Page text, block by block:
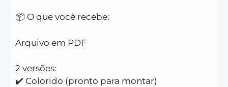
📦 O que você recebe:
Arquivo em PDF
2 versões:
✔️ Colorido (pronto para montar)